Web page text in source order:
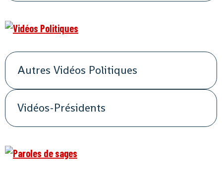
Autres Vidéos Politiques
Vidéos-Présidents